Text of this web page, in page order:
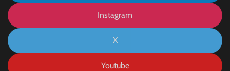
Instagram
X
Youtube